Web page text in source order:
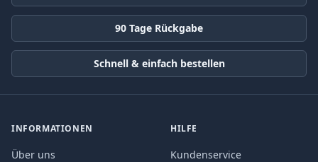
90 Tage Rückgabe
Schnell & einfach bestellen
INFORMATIONEN
Über uns
HILFE
Kundenservice